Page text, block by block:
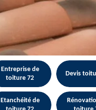
Entreprise de
toiture 72
Devis
Etanchéité de